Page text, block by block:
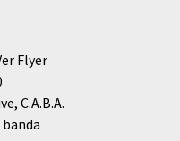
Flyer
C.A.B.A.